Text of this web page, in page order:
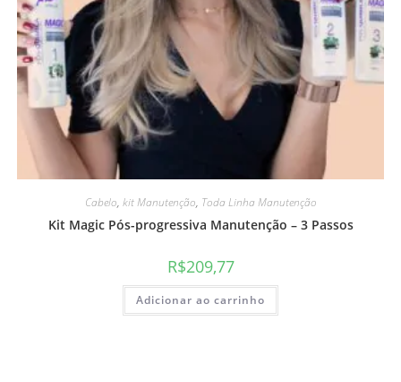
Cabelo, kit Manutenção, Toda Linha Manutenção
Kit Magic Pós-progressiva Manutenção – 3 Passos
R$209,77
Adicionar ao carrinho